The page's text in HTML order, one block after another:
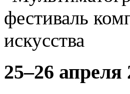
25–26 апреля